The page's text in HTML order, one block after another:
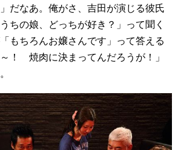
だなあ。俺がさ、吉田が演じる彼氏
ちの娘、どっちが好き？」って聞く
もちろんお嬢さんです」って答える
！ 焼肉に決まってんだろうが！」